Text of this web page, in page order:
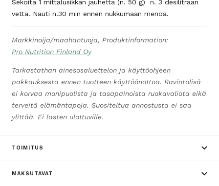
Sekoita 1 mittalusikkan jauhetta (n. 50 g) n. 3 desilitraan
vettä. Nauti n.30 min ennen nukkumaan menoa.
Markkinoija/maahantuoja, Produktinformation:
Pro Nutrition Finland Oy
Tarkastathan ainesosaluettelon ja käyttöohjeen
pakkauksesta ennen tuotteen käyttöönottoa. Ravintolisä
ei korvaa monipuolista ja tasapainoista ruokavaliota eikä
terveitä elämäntapoja. Suositeltua annostusta ei saa
ylittää. Ei lasten ulottuville.
TOIMITUS
MAKSUTAVAT